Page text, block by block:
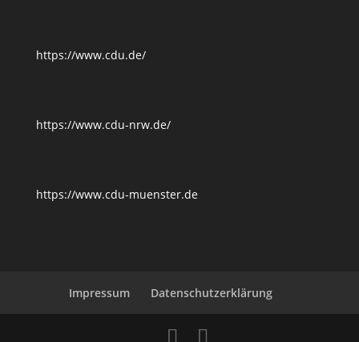
https://www.cdu.de/
https://www.cdu-nrw.de/
https://www.cdu-muenster.de
Impressum Datenschutzerklärung